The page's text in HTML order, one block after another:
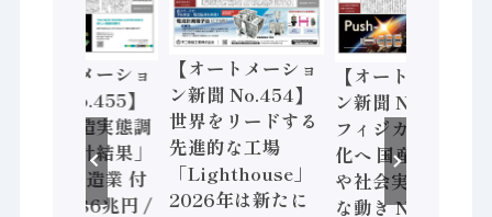
【オートメーショ
ン新聞 No.455】
「経済構造実態調
査二次集計結果」
2024年製造業 付
加価値額86兆円 /
【オートメーショ
ン新聞 No.454】
世界をリードする
先進的な工場
「Lighthouse」
2026年は新たに
【オートメーショ
ン新聞 No.453】
フィジカルAI本格
化へ 国産AI開発
や社会実装に活発
な動き Noetra、